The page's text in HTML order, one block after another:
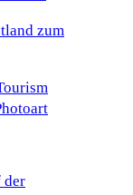
zum